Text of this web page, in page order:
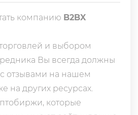
компанию B2BX
и выбором
Вы всегда должны
отзывами на нашем
на других ресурсах.
которые